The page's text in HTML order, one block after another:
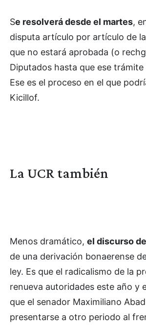
Se resolverá desde el martes,
disputa artículo por artículo de
que no estará aprobada (o
Diputados hasta que ese
Ese es el proceso en el que
Kicillof.
La UCR también
Menos dramático, el discurso
de una derivación bonaerense
ley. Es que el radicalismo de la
renueva autoridades este año y
que el senador Maximiliano
presentarse a otro periodo al